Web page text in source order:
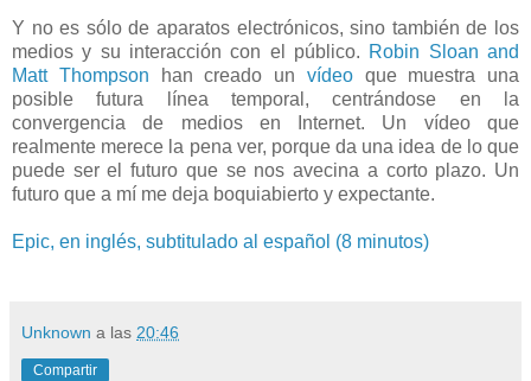
Y no es sólo de aparatos electrónicos, sino también de los
medios y su interacción con el público. Robin Sloan and
Matt Thompson han creado un vídeoque muestra una
posible futura línea temporal, centrándose en la
convergencia de medios en Internet. Un vídeo que
realmente merece la pena ver, porque da una idea de lo que
puede ser el futuro que se nos avecina a corto plazo. Un
futuro que a mí me deja boquiabierto y expectante.
Epic, en inglés, subtitulado al español (8 minutos)
Unknown a las 20:46
Compartir